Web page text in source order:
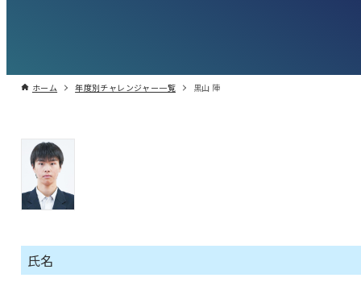
ホーム 年度別チャレンジャー一覧 黒山 陣
氏名